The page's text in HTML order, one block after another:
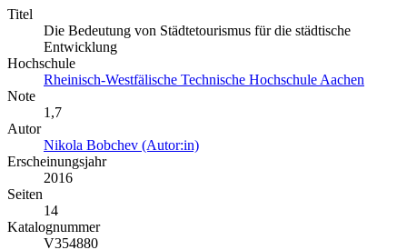
Titel
Die Bedeutung von Städtetourismus für die städtische
Entwicklung
Hochschule
Rheinisch-Westfälische Technische Hochschule Aachen
Note
1,7
Autor
Nikola Bobchev (Autor:in)
Erscheinungsjahr
2016
Seiten
14
Katalognummer
V354880